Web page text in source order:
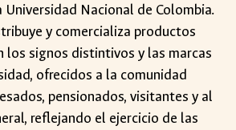
Universidad Nacional de Colombia.
y comercializa productos
los signos distintivos y las marcas
ofrecidos a la comunidad
pensionados, visitantes y al
reflejando el ejercicio de las